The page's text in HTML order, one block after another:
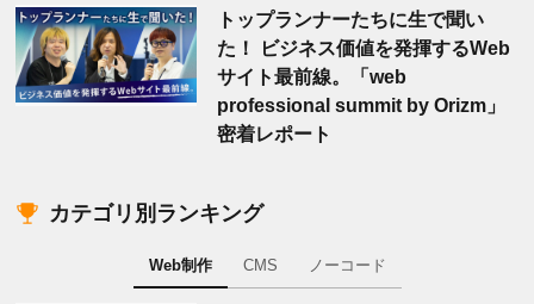
トップランナーたちに生で聞い
た！ ビジネス価値を発揮するWeb
サイト最前線。「web
professional summit by Orizm」
密着レポート
カテゴリ別ランキング
Web制作 CMS ノーコード